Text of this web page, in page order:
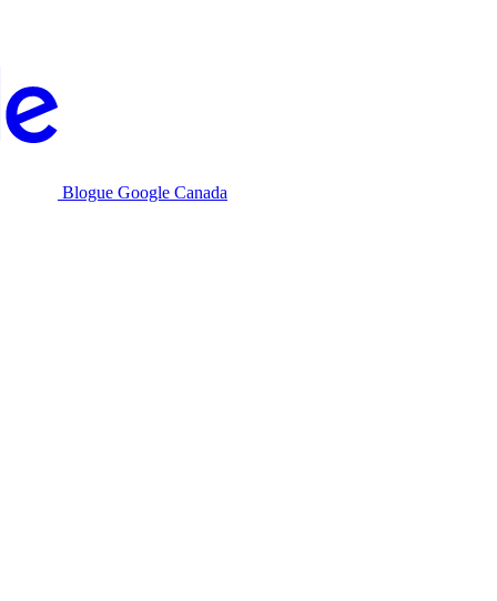
Blogue Google Canada